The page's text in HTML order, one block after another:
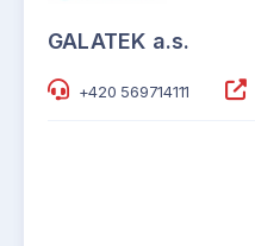
GALATEK a.s.
+420 569714111